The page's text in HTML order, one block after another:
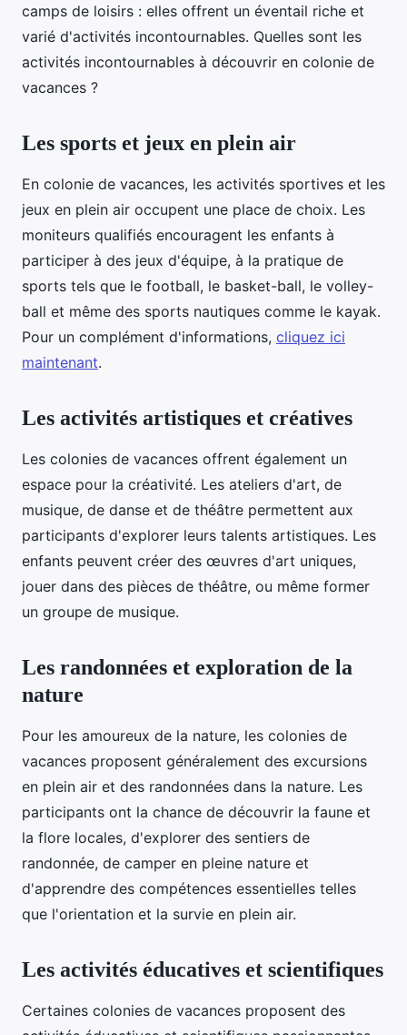
camps de loisirs : elles offrent un éventail riche et
varié d'activités incontournables. Quelles sont les
activités incontournables à découvrir en colonie de
vacances ?
Les sports et jeux en plein air
En colonie de vacances, les activités sportives et les
jeux en plein air occupent une place de choix. Les
moniteurs qualifiés encouragent les enfants à
participer à des jeux d'équipe, à la pratique de
sports tels que le football, le basket-ball, le volley-
ball et même des sports nautiques comme le kayak.
Pour un complément d'informations, cliquez ici
maintenant.
Les activités artistiques et créatives
Les colonies de vacances offrent également un
espace pour la créativité. Les ateliers d'art, de
musique, de danse et de théâtre permettent aux
participants d'explorer leurs talents artistiques. Les
enfants peuvent créer des œuvres d'art uniques,
jouer dans des pièces de théâtre, ou même former
un groupe de musique.
Les randonnées et exploration de la
nature
Pour les amoureux de la nature, les colonies de
vacances proposent généralement des excursions
en plein air et des randonnées dans la nature. Les
participants ont la chance de découvrir la faune et
la flore locales, d'explorer des sentiers de
randonnée, de camper en pleine nature et
d'apprendre des compétences essentielles telles
que l'orientation et la survie en plein air.
Les activités éducatives et scientifiques
Certaines colonies de vacances proposent des